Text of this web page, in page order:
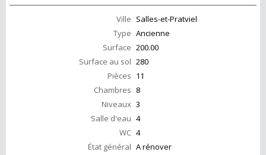
Ville Salles-et-Pratviel
Type Ancienne
Surface 200.00
Surface au sol 280
Pièces 11
Chambres 8
Niveaux 3
Salle d'eau 4
WC 4
État général A rénover